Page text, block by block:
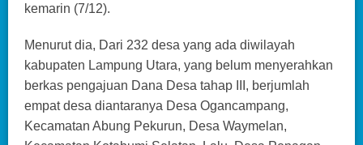
kemarin (7/12).
Menurut dia, Dari 232 desa yang ada diwilayah
kabupaten Lampung Utara, yang belum menyerahkan
berkas pengajuan Dana Desa tahap III, berjumlah
empat desa diantaranya Desa Ogancampang,
Kecamatan Abung Pekurun, Desa Waymelan,